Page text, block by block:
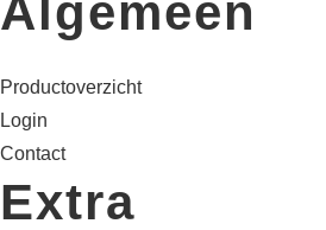
Algemeen
Productoverzicht
Login
Contact
Extra